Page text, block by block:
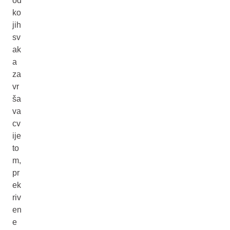
ko
jih
sv
ak
a
za
vr
ša
va
cv
ije
to
m,
pr
ek
riv
en
e